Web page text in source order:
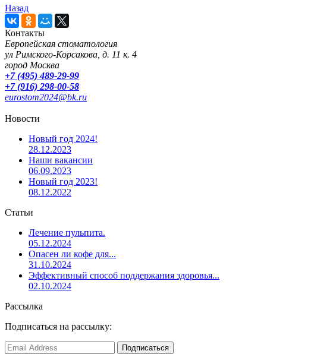
Назад
Контакты
Европейская стоматология
ул Римского-Корсакова, д. 11 к. 4
город Москва
+7 (495) 489-29-99
+7 (916) 298-00-58
eurostom2024@bk.ru
Новости
Новый год 2024!
28.12.2023
Наши вакансии
06.09.2023
Новый год 2023!
08.12.2022
Статьи
Лечение пульпита.
05.12.2024
Опасен ли кофе для...
31.10.2024
Эффективный способ поддержания здоровья...
02.10.2024
Рассылка
Подписаться на рассылку: